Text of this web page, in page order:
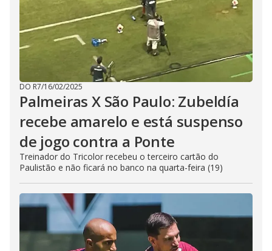
DO R7/16/02/2025
Palmeiras X São Paulo: Zubeldía
recebe amarelo e está suspenso
de jogo contra a Ponte
Treinador do Tricolor recebeu o terceiro cartão do
Paulistão e não ficará no banco na quarta-feira (19)